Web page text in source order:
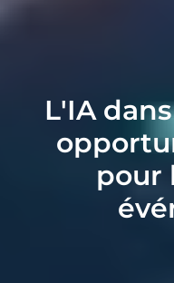
L'IA
pour